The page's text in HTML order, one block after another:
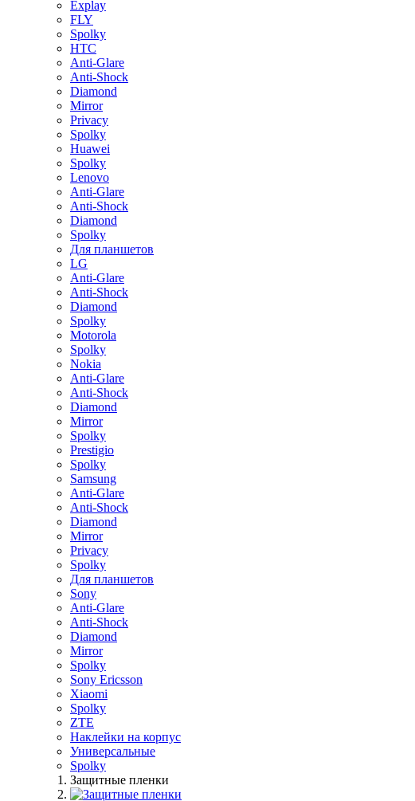
Explay
FLY
Spolky
HTC
Anti-Glare
Anti-Shock
Diamond
Mirror
Privacy
Spolky
Huawei
Spolky
Lenovo
Anti-Glare
Anti-Shock
Diamond
Spolky
Для планшетов
LG
Anti-Glare
Anti-Shock
Diamond
Spolky
Motorola
Spolky
Nokia
Anti-Glare
Anti-Shock
Diamond
Mirror
Spolky
Prestigio
Spolky
Samsung
Anti-Glare
Anti-Shock
Diamond
Mirror
Privacy
Spolky
Для планшетов
Sony
Anti-Glare
Anti-Shock
Diamond
Mirror
Spolky
Sony Ericsson
Xiaomi
Spolky
ZTE
Наклейки на корпус
Универсальные
Spolky
Защитные пленки